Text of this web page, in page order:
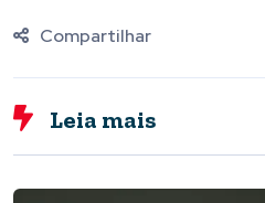
Compartilhar
Leia mais